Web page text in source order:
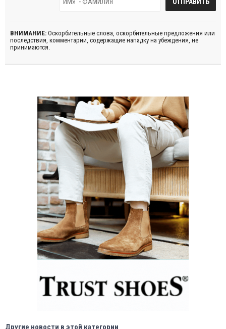
ВНИМАНИЕ: Оскорбительные слова, оскорбительные предложения или
последствия, комментарии, содержащие нападку на убеждения, не
принимаются.
Другие новости в этой категории